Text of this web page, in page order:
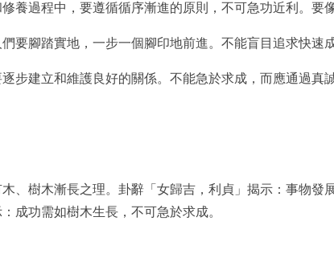
養過程中，要遵循循序漸進的原則，不可急功近利。要
要腳踏實地，一步一個腳印地前進。不能盲目追求快速
步建立和維護良好的關係。不能急於求成，而應通過真
、樹木漸長之理。卦辭「女歸吉，利貞」揭示：事物
成功需如樹木生長，不可急於求成。